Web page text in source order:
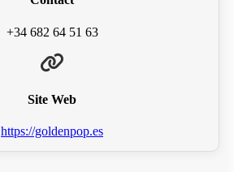
+34 682 64 51 63
Site Web
https://goldenpop.es